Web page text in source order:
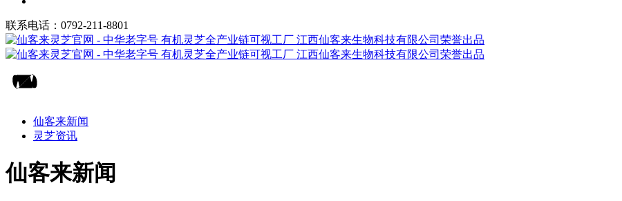
联系电话：0792-211-8801
仙客来新闻
灵芝资讯
仙客来新闻